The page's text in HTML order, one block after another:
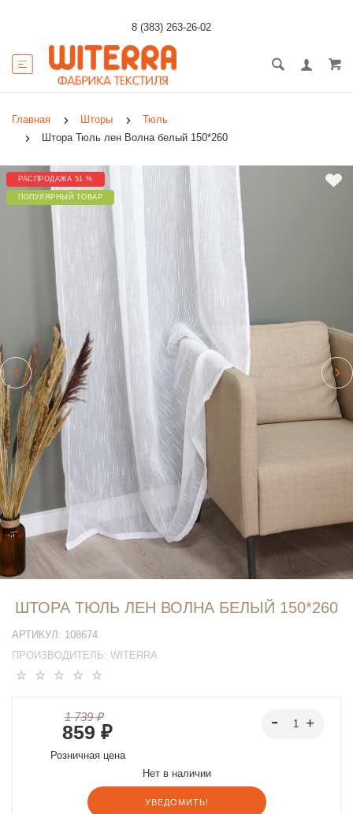
8 (383) 263-26-02
Главная Шторы
Тюль
Штора Тюль лен Волна белый 150*260
РАСПРОДАЖА 51 %
ПОПУЛЯРНЫЙ ТОВАР
ШТОРА ТЮЛЬ ЛЕН ВОЛНА БЕЛЫЙ 150*260
АРТИКУЛ: 108674
ПРОИЗВОДИТЕЛЬ: WITERRA
1 739 ₽
859 ₽
Розничная цена
Нет в наличии
УВЕДОМИТЬ!